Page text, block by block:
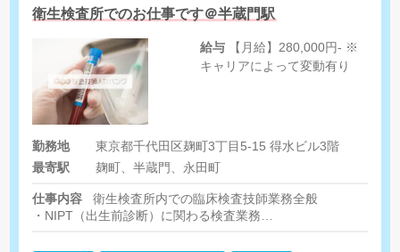
衛生検査所でのお仕事です＠半蔵門駅
給与
キャリアによって変動有り
勤務地
東京都千代田区麹町3丁目5-15 得水ビル3階
最寄駅
麹町、半蔵門、永田町
仕事内容
衛生検査所内での臨床検査技師業務全般
・NIPT（出生前診断）に関わる検査業務